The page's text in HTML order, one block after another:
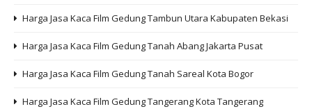
Harga Jasa Kaca Film Gedung Tambun Utara Kabupaten Bekasi
Harga Jasa Kaca Film Gedung Tanah Abang Jakarta Pusat
Harga Jasa Kaca Film Gedung Tanah Sareal Kota Bogor
Harga Jasa Kaca Film Gedung Tangerang Kota Tangerang